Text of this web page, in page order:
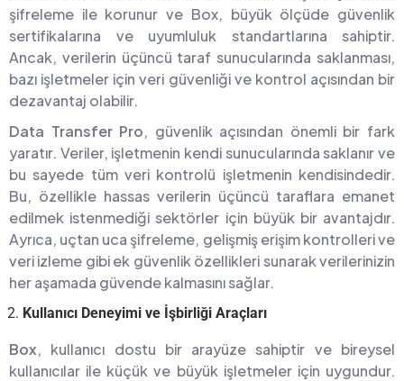
şifreleme ile korunur ve Box, büyük ölçüde güvenlik
sertifikalarına ve uyumluluk standartlarına sahiptir.
Ancak, verilerin üçüncü taraf sunucularında saklanması,
bazı işletmeler için veri güvenliği ve kontrol açısından bir
dezavantaj olabilir.
Data Transfer Pro, güvenlik açısından önemli bir fark
yaratır. Veriler, işletmenin kendi sunucularında saklanır ve
bu sayede tüm veri kontrolü işletmenin kendisindedir.
Bu, özellikle hassas verilerin üçüncü taraflara emanet
edilmek istenmediği sektörler için büyük bir avantajdır.
Ayrıca, uçtan uca şifreleme, gelişmiş erişim kontrolleri ve
veri izleme gibi ek güvenlik özellikleri sunarak verilerinizin
her aşamada güvende kalmasını sağlar.
Kullanıcı Deneyimi ve İşbirliği Araçları
Box, kullanıcı dostu bir arayüze sahiptir ve bireysel
kullanıcılar ile küçük ve büyük işletmeler için uygundur.